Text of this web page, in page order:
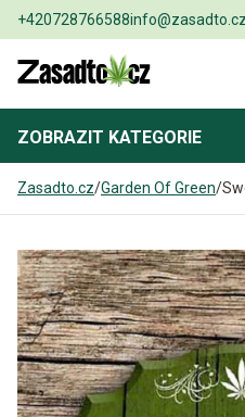
+420728766588info@zasadto.cz
ZOBRAZIT KATEGORIE
Zasadto.cz/Garden Of Green/